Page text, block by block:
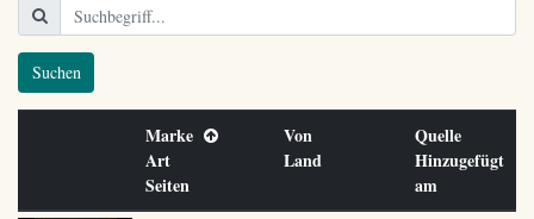
Suchen
Marke
Art
Seiten
Von
Land
Quelle
Hinzugefügt
am